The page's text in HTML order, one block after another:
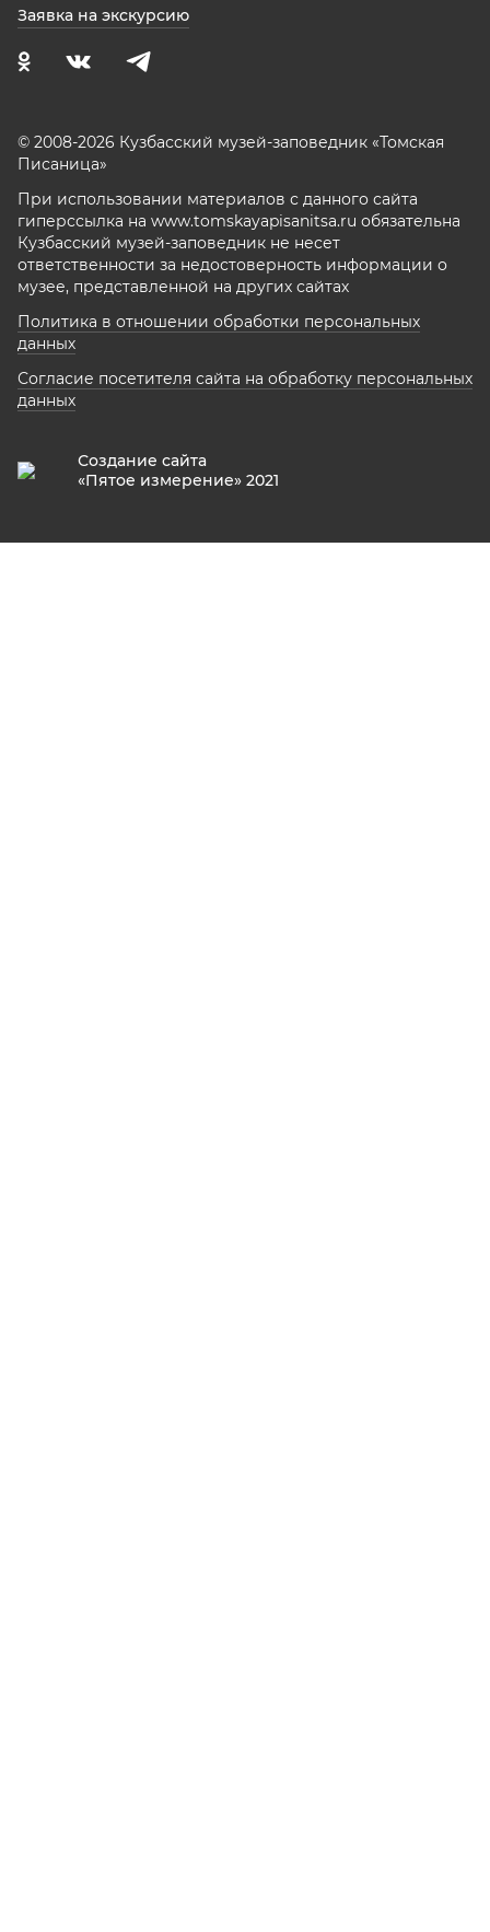
Заявка на экскурсию
© 2008-2026 Кузбасский музей-заповедник «Томская
Писаница»
При использовании материалов с данного сайта
гиперссылка на www.tomskayapisanitsa.ru обязательна
Кузбасский музей-заповедник не несет
ответственности за недостоверность информации о
музее, представленной на других сайтах
Политика в отношении обработки персональных
данных
Согласие посетителя сайта на обработку персональных
данных
Создание сайта
«Пятое измерение» 2021